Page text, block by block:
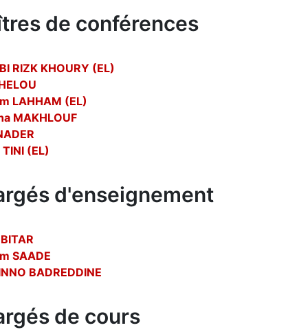
de conférences
RIZK KHOURY (EL)
LAHHAM (EL)
MAKHLOUF
(EL)
d'enseignement
SAADE
BADREDDINE
de cours